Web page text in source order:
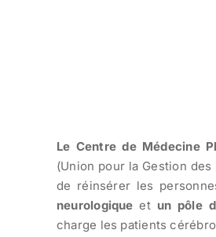
Le Centre de Médecine
(Union pour la Gestion
de réinsérer les
neurologique et un pôle
charge les patients